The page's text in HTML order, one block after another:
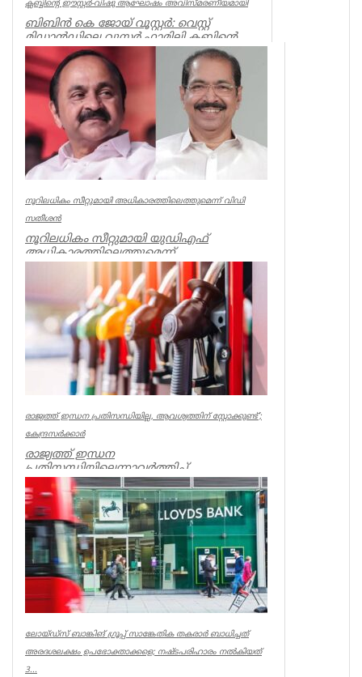
ക്ലബ്ബിന്റെ ഈസ്റ്റർ-വിഷു ആഘോഷം അവിസ്മരണീയമായി
ബിബിൻ കെ ജോയ് വൂസ്റ്റർ: വെസ്റ്റ്
മിഡ്ലാൻഡിലെ വൂസ്റ്റർ ഫാമിലി ക്ലബ്ബിന്റെ
നേതൃത്വത്തിൽ കുട്ടികളും...
Uncategorized
നൂറിലധികം സീറ്റുമായി അധികാരത്തിലെത്തുമെന്ന് വിഡി
സതീശൻ
നൂറിലധികം സീറ്റുമായി യുഡിഎഫ്
അധികാരത്തിലെത്തുമെന്ന്
പ്രതിപക്ഷനേതാവ് വി ഡി സതീശൻ.
ജനവികാരം കൃത്യമായി...
Uncategorized
രാജ്യത്ത് ഇന്ധന പ്രതിസന്ധിയില്ല, ആവശ്യത്തിന് സ്റ്റോക്കുണ്ട്’;
കേന്ദ്രസര്‍ക്കാര്‍
രാജ്യത്ത് ഇന്ധന
പ്രതിസന്ധിയില്ലെന്നാവര്‍ത്തിച്ച്
കേന്ദ്രസര്‍ക്കാര്‍. പെട്രോള്‍, ഡീസല്‍,
എല്‍പിജി, പ...
Uncategorized
ലോയ്ഡ്‌സ് ബാങ്കിങ് ഗ്രൂപ്പ് സാങ്കേതിക തകരാർ ബാധിച്ചത്
അരദശലക്ഷം ഉപഭോക്താക്കളെ; നഷ്ടപരിഹാരം നൽകിയത്
3...